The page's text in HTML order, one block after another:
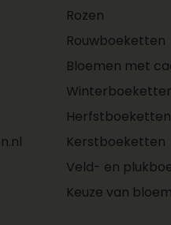
Rozen
Rouwboeketten
Bloemen met
Herfstboeketten
Kerstboeketten
Veld- en
Keuze van